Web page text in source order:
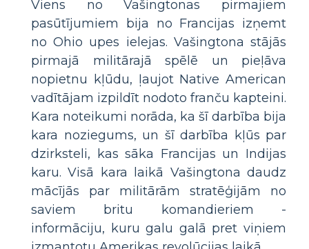
Viens no Vašingtonas pirmajiem
pasūtījumiem bija no Francijas izņemt
no Ohio upes ielejas. Vašingtona stājās
pirmajā militārajā spēlē un pieļāva
nopietnu kļūdu, ļaujot Native American
vadītājam izpildīt nodoto franču kapteini.
Kara noteikumi norāda, ka šī darbība bija
kara noziegums, un šī darbība kļūs par
dzirksteli, kas sāka Francijas un Indijas
karu. Visā kara laikā Vašingtona daudz
mācījās par militārām stratēģijām no
saviem britu komandieriem -
informāciju, kuru galu galā pret viņiem